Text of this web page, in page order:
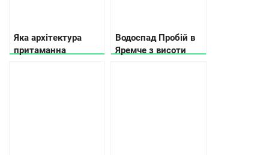
Яка архітектура
притаманна
Водоспад Пробій в
Яремче з висоти